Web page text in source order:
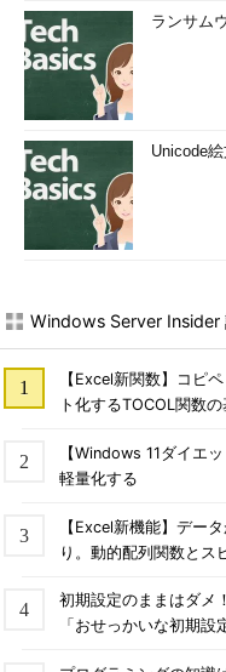
ランサム
Unicode絵
Windows Server Insider
【Excel新関数】コピ
ト化するTOCOL関数
【Windows 11ダイエ
軽量化する
【Excel新機能】デー
り。動的配列関数とス
初期設定のままはダメ
「おせっかいな初期設